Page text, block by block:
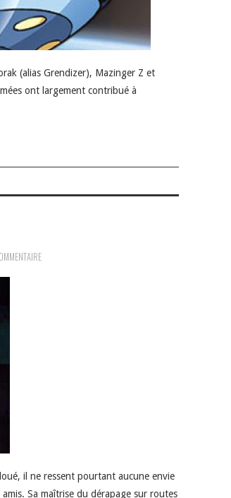
(alias Grendizer), Mazinger Z et
ont largement contribué à
il ne ressent pourtant aucune envie
Sa maîtrise du dérapage sur routes